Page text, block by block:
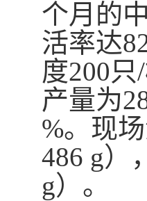
个月的
活率达
度200只/
产量为
%。现
486 g）
g）。